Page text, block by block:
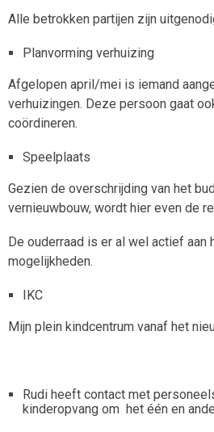
Alle betrokken partijen zijn
Planvorming verhuizing
Afgelopen april/mei is iemand
verhuizingen. Deze persoon gaat
coördineren.
Speelplaats
Gezien de overschrijding van het
vernieuwbouw, wordt hier even de
De ouderraad is er al wel actief aan
mogelijkheden.
IKC
Mijn plein kindcentrum vanaf het
Rudi heeft contact met
kinderopvang om het één en